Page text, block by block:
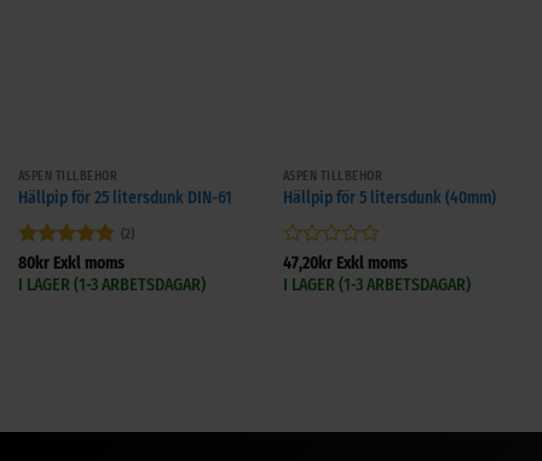
ASPEN TILLBEHÖR
Hällpip för 25 litersdunk DIN-61
Betygsatt5
av 5
(2)
80krExkl moms
I LAGER (1-3 ARBETSDAGAR)
ASPEN TILLBEHÖR
Hällpip för 5 litersdunk (40mm)
Betygsatt
0
47,20krExkl moms
I LAGER (1-3 ARBETSDAGAR)